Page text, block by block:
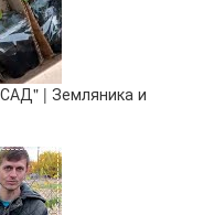
| Земляника и